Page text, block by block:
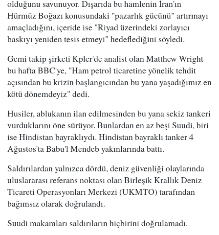
olduğunu savunuyor. Dışarıda bu hamlenin İran'ın
Hürmüz Boğazı konusundaki "pazarlık gücünü" artırmayı
amaçladığını, içeride ise "Riyad üzerindeki zorlayıcı
baskıyı yeniden tesis etmeyi" hedeflediğini söyledi.
Gemi takip şirketi Kpler'de analist olan Matthew Wright
bu hafta BBC'ye, "Ham petrol ticaretine yönelik tehdit
açısından bu krizin başlangıcından bu yana yaşadığımız en
kötü dönemdeyiz" dedi.
Husiler, ablukanın ilan edilmesinden bu yana sekiz tankeri
vurduklarını öne sürüyor. Bunlardan en az beşi Suudi, biri
ise Hindistan bayraklıydı. Hindistan bayraklı tanker 4
Ağustos'ta Babu'l Mendeb yakınlarında battı.
Saldırılardan yalnızca dördü, deniz güvenliği olaylarında
uluslararası referans noktası olan Birleşik Krallık Deniz
Ticareti Operasyonları Merkezi (UKMTO) tarafından
bağımsız olarak doğrulandı.
Suudi makamları saldırıların hiçbirini doğrulamadı.